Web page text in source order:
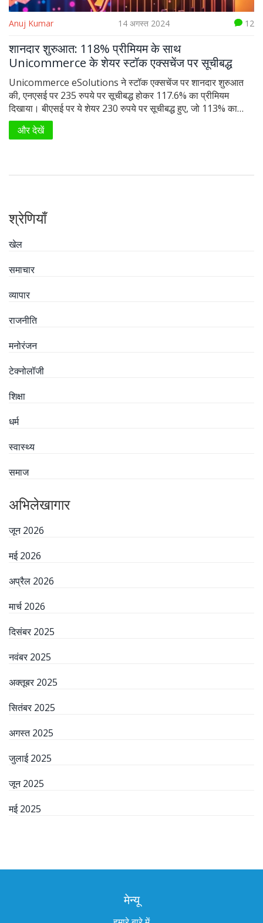
Anuj Kumar 14 अगस्त 2024 12
शानदार शुरुआत: 118% प्रीमियम के साथ
Unicommerce के शेयर स्टॉक एक्सचेंज पर सूचीबद्ध
Unicommerce eSolutions ने स्टॉक एक्सचेंज पर शानदार शुरुआत
की, एनएसई पर 235 रुपये पर सूचीबद्ध होकर 117.6% का प्रीमियम
दिखाया। बीएसई पर ये शेयर 230 रुपये पर सूचीबद्ध हुए, जो 113% का
प्रीमियम है। मजबूत ग्रे मार्केट प्रीमियम और आईपीओ की भारी
सब्सक्रिप्शन के कारण यह प्रदर्शन अपेक्षित था।
और देखें
श्रेणियाँ
खेल
समाचार
व्यापार
राजनीति
मनोरंजन
टेक्नोलॉजी
शिक्षा
धर्म
स्वास्थ्य
समाज
अभिलेखागार
जून 2026
मई 2026
अप्रैल 2026
मार्च 2026
दिसंबर 2025
नवंबर 2025
अक्तूबर 2025
सितंबर 2025
अगस्त 2025
जुलाई 2025
जून 2025
मई 2025
मेन्यू